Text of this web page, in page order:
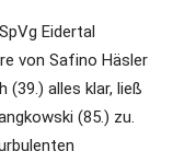
Eidertal
von Safino Häsler
(39.) alles klar, ließ
(85.) zu.